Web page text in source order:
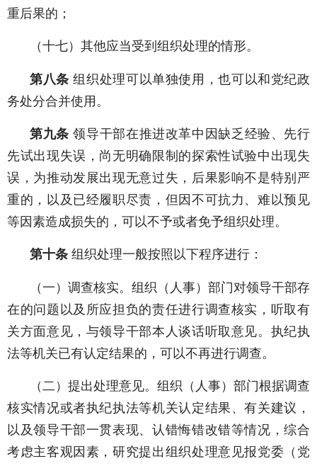
重后果的；
（十七）其他应当受到组织处理的情形。
第八条 组织处理可以单独使用，也可以和党纪政
务处分合并使用。
第九条 领导干部在推进改革中因缺乏经验、先行
先试出现失误，尚无明确限制的探索性试验中出现失
误，为推动发展出现无意过失，后果影响不是特别严
重的，以及已经履职尽责，但因不可抗力、难以预见
等因素造成损失的，可以不予或者免予组织处理。
第十条 组织处理一般按照以下程序进行：
（一）调查核实。组织（人事）部门对领导干部存
在的问题以及所应担负的责任进行调查核实，听取有
关方面意见，与领导干部本人谈话听取意见。执纪执
法等机关已有认定结果的，可以不再进行调查。
（二）提出处理意见。组织（人事）部门根据调查
核实情况或者执纪执法等机关认定结果、有关建议，
以及领导干部一贯表现、认错悔错改错等情况，综合
考虑主客观因素，研究提出组织处理意见报党委（党